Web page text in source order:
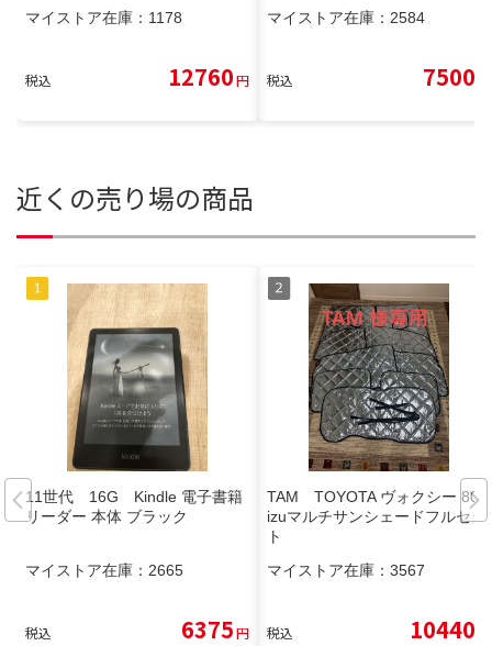
マイストア在庫： 1178
税込 12760円
マイストア在庫： 2584
税込 7500
近くの売り場の商品
11世代 16G Kindle 電子書籍
リーダー 本体 ブラック
マイストア在庫： 2665
税込 6375円
TAM TOYOTA ヴォクシー 80A
izuマルチサンシェードフルセッ
ト
マイストア在庫： 3567
税込 10440